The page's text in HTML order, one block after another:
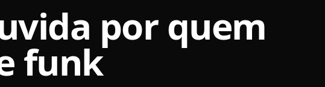
por quem
funk